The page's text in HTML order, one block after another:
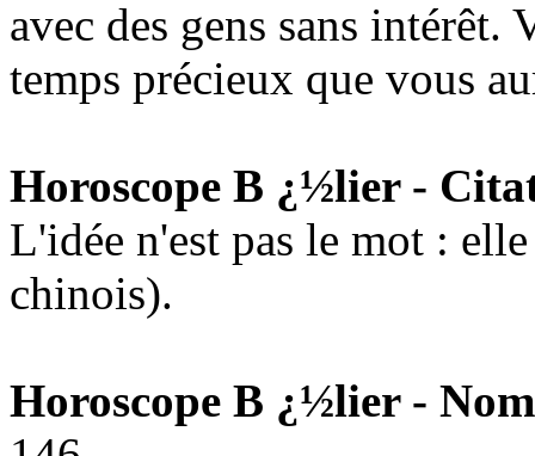
avec des gens sans intérêt.
temps précieux que vous
Horoscope B ¿½lier -
L'idée n'est pas le mot :
chinois).
Horoscope B ¿½lier -